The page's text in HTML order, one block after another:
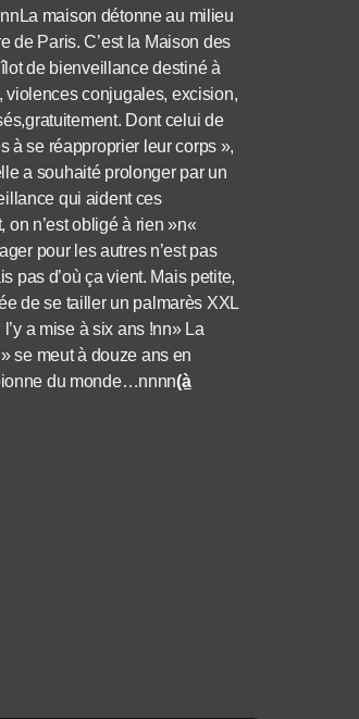
maison détonne au milieu
de Paris. C’est la Maison des
de bienveillance destiné à
violences conjugales, excision,
Dont celui de
à se réapproprier leur corps »,
a souhaité prolonger par un
qui aident ces
on n’est obligé à rien »n«
pour les autres n’est pas
pas d’où ça vient. Mais petite,
de se tailler un palmarès XXL
a mise à six ans !nn» La
se meut à douze ans en
du monde…nnnn(à